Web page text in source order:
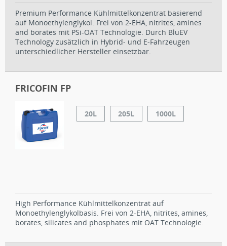
Premium Performance Kühlmittelkonzentrat basierend
auf Monoethylenglykol. Frei von 2-EHA, nitrites, amines
and borates mit PSi-OAT Technologie. Durch BluEV
Technology zusätzlich in Hybrid- und E-Fahrzeugen
unterschiedlicher Hersteller einsetzbar.
FRICOFIN FP
20L 205L 1000L
High Performance Kühlmittelkonzentrat auf
Monoethylenglykolbasis. Frei von 2-EHA, nitrites, amines,
borates, silicates and phosphates mit OAT Technologie.